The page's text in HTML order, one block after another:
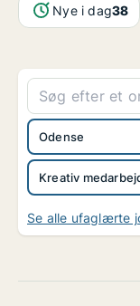
Nye i dag38
Kreativ
Odense
Se alle ufaglærte